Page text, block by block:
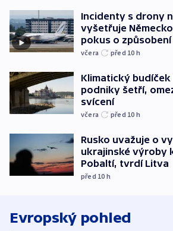
Incidenty s drony
vyšetřuje
pokus o
včera před 10 h
Klimatický budíček
podniky šetří,
svícení
včera před 10 h
Rusko uvažuje o
ukrajinské výroby
Pobaltí, tvrdí Litva
před 10 h
Evropský pohled